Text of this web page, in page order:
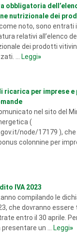
obbligatoria
nutrizionale dei
come noto, sono entrati
relativi all’elenco
dei prodotti
...
Leggi»
ricarica per imprese
nel sito del
(
node/17179 ),
colonnine per
IVA 2023
compilando le
che dovranno
entro il 30 aprile.
un ...
Leggi»